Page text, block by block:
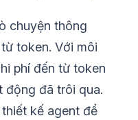
chuyện thông
token. Với môi
phí đến từ token
động đã trôi qua.
kế agent để